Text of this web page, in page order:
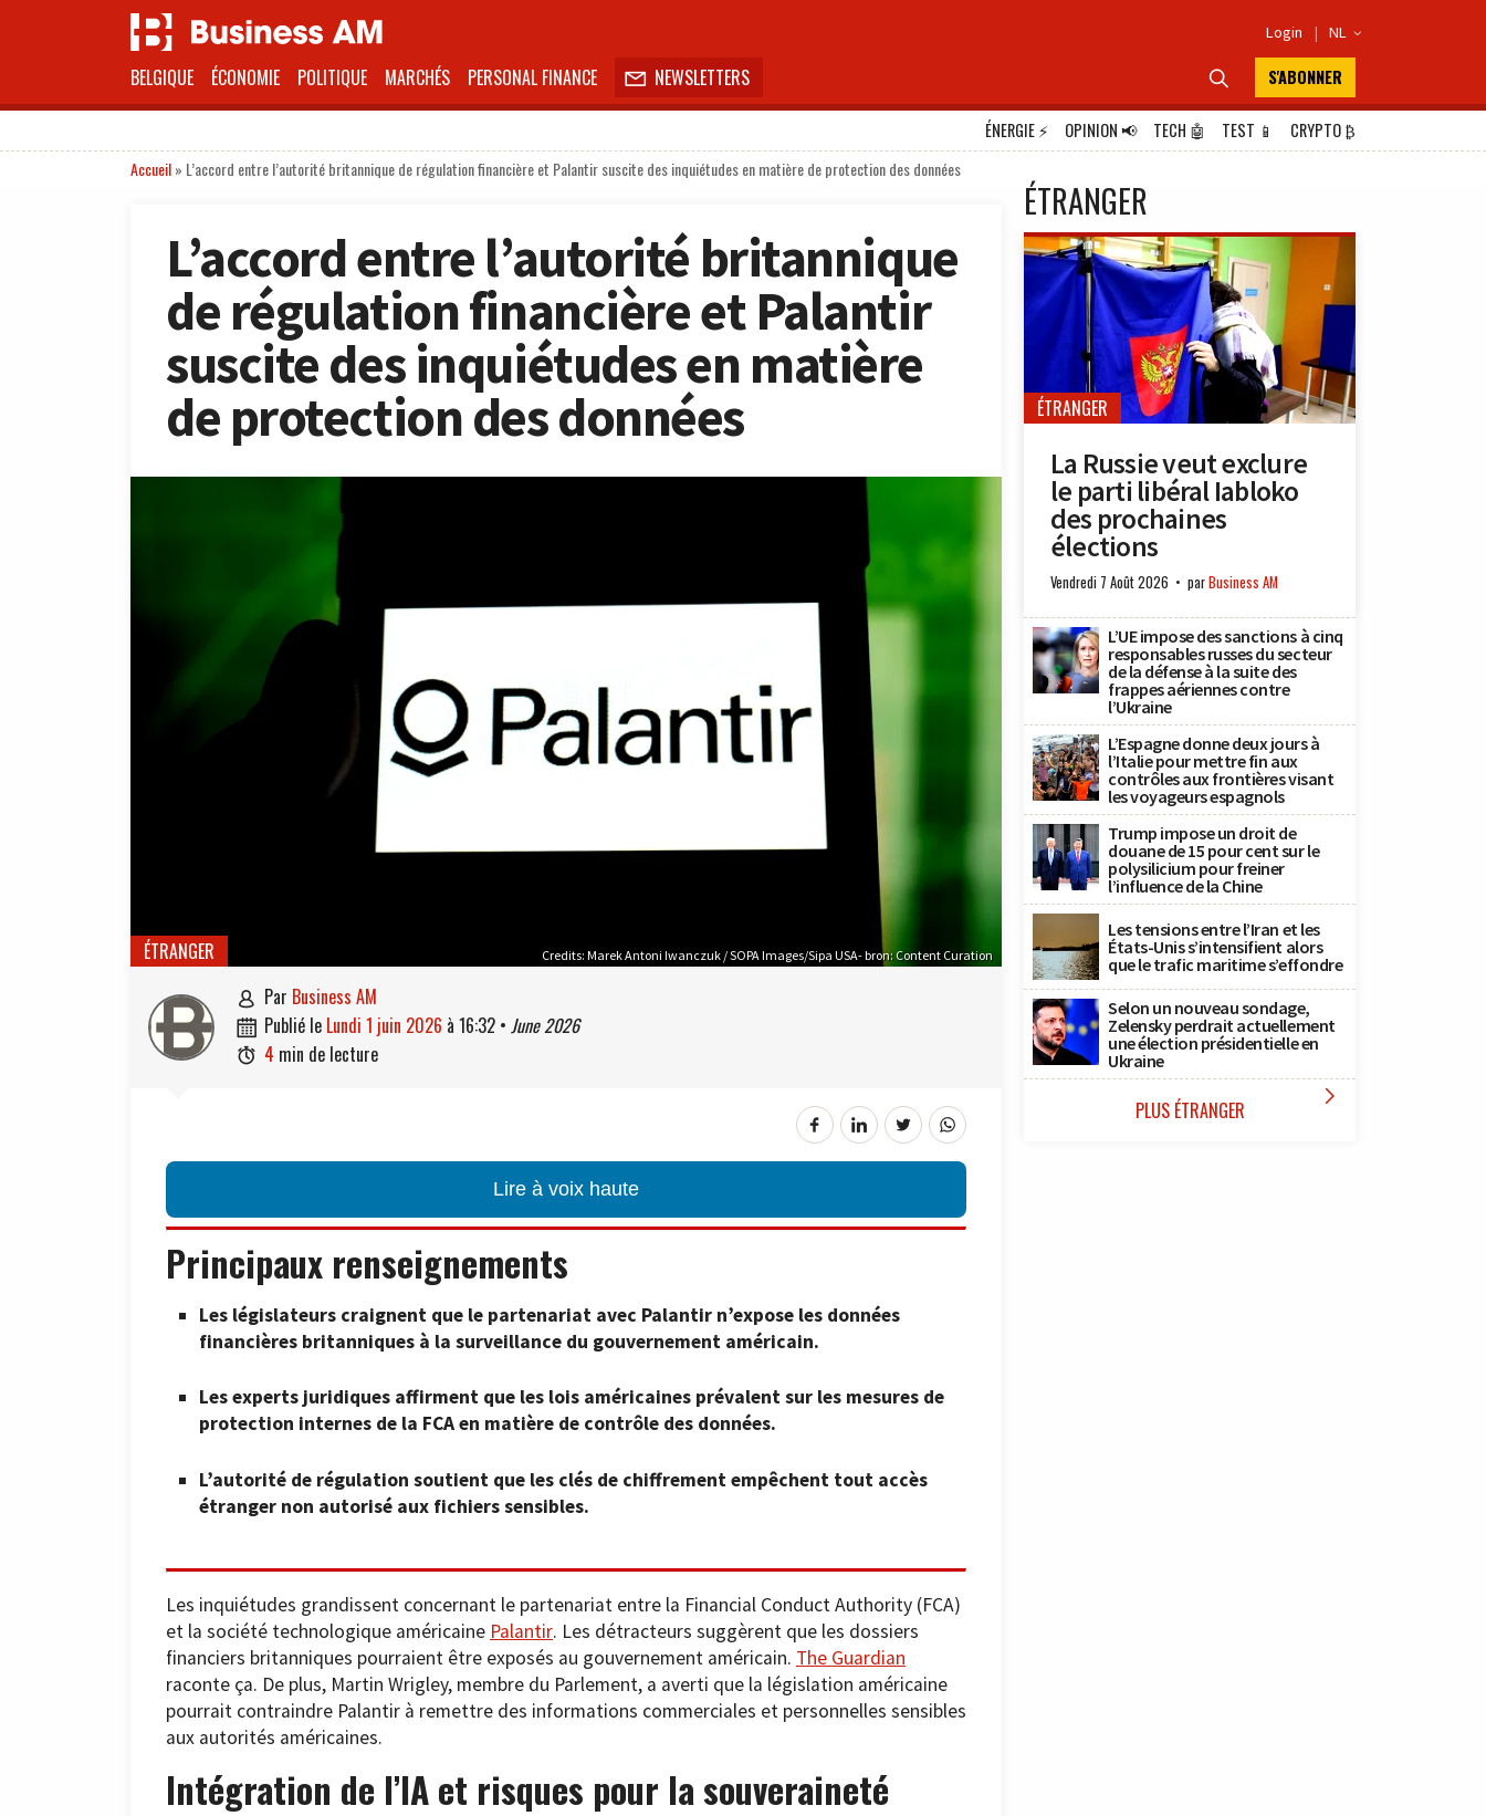
Login | NL 
BELGIQUE ÉCONOMIE POLITIQUE MARCHÉS PERSONAL FINANCE  NEWSLETTERS  S'ABONNER
ÉNERGIE⚡ OPINION📢 TECH 🤖 TEST 📱 CRYPTO₿
Accueil» L’accord entre l’autorité britannique de régulation financière et Palantir suscite des inquiétudes en matière de protection des données
L’accord entre l’autorité britannique
de régulation financière et Palantir
suscite des inquiétudes en matière
de protection des données
Credits: Marek Antoni Iwanczuk / SOPA Images/Sipa USA- bron: Content Curation
ÉTRANGER
 par Business AM
 publié le lundi 1 juin 2026 à 16:32 • June 2026
 4 min de lecture
Lire à voix haute
Principaux renseignements
Les législateurs craignent que le partenariat avec Palantir n’expose les données
financières britanniques à la surveillance du gouvernement américain.
Les experts juridiques affirment que les lois américaines prévalent sur les mesures de
protection internes de la FCA en matière de contrôle des données.
L’autorité de régulation soutient que les clés de chiffrement empêchent tout accès
étranger non autorisé aux fichiers sensibles.
Les inquiétudes grandissent concernant le partenariat entre la Financial Conduct Authority (FCA)
et la société technologique américaine Palantir. Les détracteurs suggèrent que les dossiers
financiers britanniques pourraient être exposés au gouvernement américain. The Guardian
raconte ça. De plus, Martin Wrigley, membre du Parlement, a averti que la législation américaine
pourrait contraindre Palantir à remettre des informations commerciales et personnelles sensibles
aux autorités américaines.
Intégration de l’IA et risques pour la souveraineté
ÉTRANGER
ÉTRANGER
La Russie veut exclure
le parti libéral Iabloko
des prochaines
élections
Vendredi 7 Août 2026 parBusiness AM
L’UE impose des sanctions à cinq
responsables russes du secteur
de la défense à la suite des
frappes aériennes contre
l’Ukraine
L’Espagne donne deux jours à
l’Italie pour mettre fin aux
contrôles aux frontières visant
les voyageurs espagnols
Trump impose un droit de
douane de 15 pour cent sur le
polysilicium pour freiner
l’influence de la Chine
Les tensions entre l’Iran et les
États-Unis s’intensifient alors
que le trafic maritime s’effondre
Selon un nouveau sondage,
Zelensky perdrait actuellement
une élection présidentielle en
Ukraine
PLUS ÉTRANGER 